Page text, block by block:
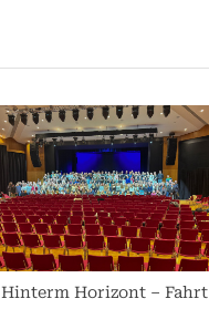
Hinterm Horizont – Fahrt